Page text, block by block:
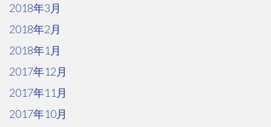
2018年3月
2018年2月
2018年1月
2017年12月
2017年11月
2017年10月